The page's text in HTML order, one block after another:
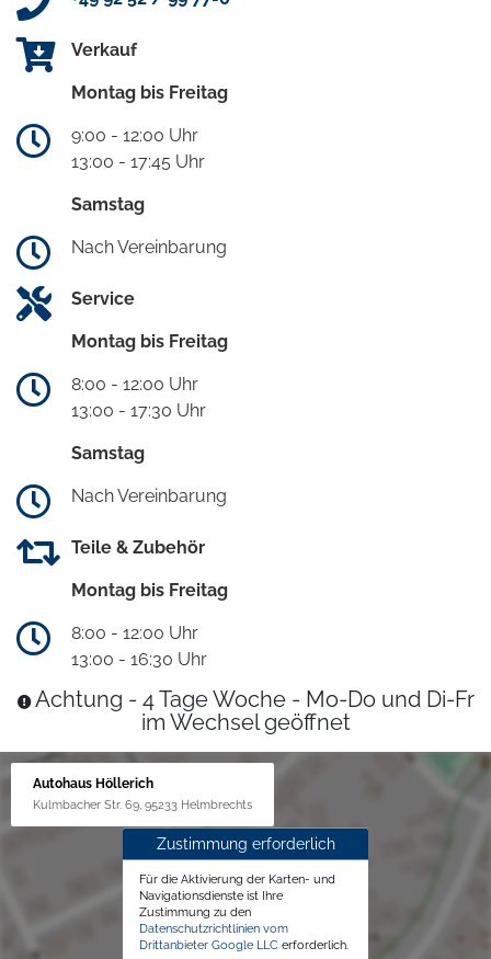
Verkauf
Montag bis Freitag
9:00 - 12:00 Uhr
13:00 - 17:45 Uhr
Samstag
Nach Vereinbarung
Service
Montag bis Freitag
8:00 - 12:00 Uhr
13:00 - 17:30 Uhr
Samstag
Nach Vereinbarung
Teile & Zubehör
Montag bis Freitag
8:00 - 12:00 Uhr
13:00 - 16:30 Uhr
Achtung - 4 Tage Woche - Mo-Do und Di-Fr
im Wechsel geöffnet
Autohaus Höllerich
Kulmbacher Str. 69, 95233 Helmbrechts
Zustimmung erforderlich
Für die Aktivierung der Karten- und
Navigationsdienste ist Ihre
Zustimmung zu den
Datenschutzrichtlinien vom
Drittanbieter Google LLC erforderlich.